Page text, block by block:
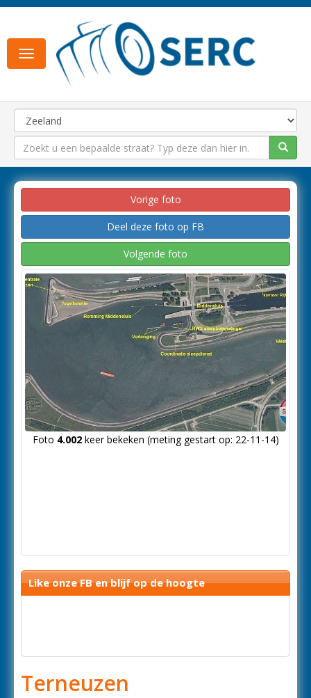
Toggle
navigation
Vorige foto
Deel deze foto op FB
Volgende foto
Foto 4.002keer bekeken (meting gestart op: 22-11-14)
Like onze FB en blijf op de hoogte
Terneuzen